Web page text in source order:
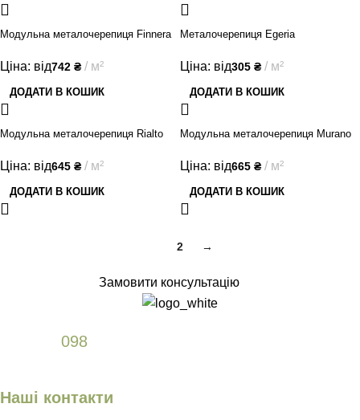
Модульна металочерепиця Finnera
Ціна: від742 ₴ м²
ДОДАТИ В КОШИК
Металочерепиця Egeria
Ціна: від305 ₴ м²
ДОДАТИ В КОШИК
Модульна металочерепиця Rialto
Ціна: від645 ₴ м²
ДОДАТИ В КОШИК
Модульна металочерепиця Murano
Ціна: від665 ₴ м²
ДОДАТИ В КОШИК
2 →
Замовити консультацію
098589 61 77
Наші контакти